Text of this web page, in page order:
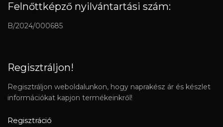
Felnőttképző nyilvántartási szám:
B/2024/000685
Regisztráljon!
Regisztráljon weboldalunkon, hogy naprakész ár és készlet
információkat kapjon termékeinkről!
Regisztráció